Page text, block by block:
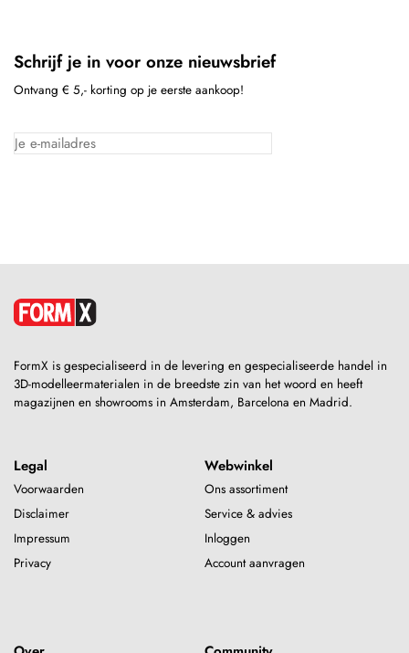
Schrijf je in voor onze nieuwsbrief
Ontvang € 5,- korting op je eerste aankoop!
FormX is gespecialiseerd in de levering en gespecialiseerde handel in
3D-modelleermaterialen in de breedste zin van het woord en heeft
magazijnen en showrooms in Amsterdam, Barcelona en Madrid.
Legal
Voorwaarden
Disclaimer
Impressum
Privacy
Webwinkel
Ons assortiment
Service & advies
Inloggen
Account aanvragen